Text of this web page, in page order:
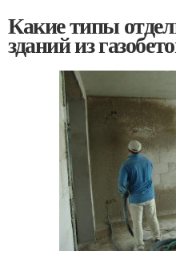
Какие типы
зданий из